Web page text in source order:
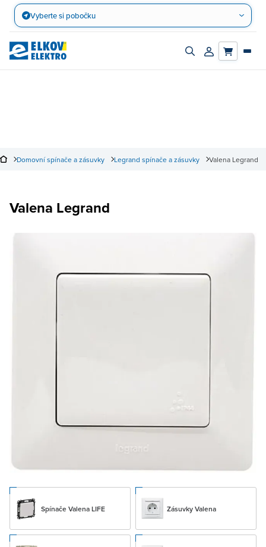
Přejít
obsah
Vyberte si pobočku
Zapnout/vypnout
Přihlásit/
Valena Legrand
Legrand spínače a zásuvky
Domovní spínače a zásuvky
Valena Legrand
Spínače Valena LIFE Zásuvky Valena